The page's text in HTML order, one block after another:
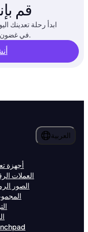
قم
ابدأ رحلة تعدينك
واحصل على أول مكافآت BTC في غضون 24 ساعة فقط.
العربية
أجهزة
العملات
الصور